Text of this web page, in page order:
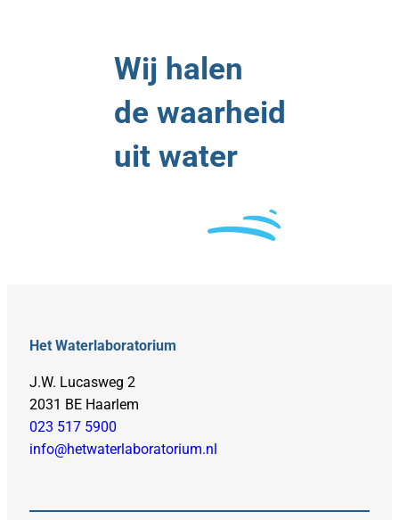
Wij halen
de waarheid
uit water
Het Waterlaboratorium
J.W. Lucasweg 2
2031 BE Haarlem
023 517 5900
info@hetwaterlaboratorium.nl